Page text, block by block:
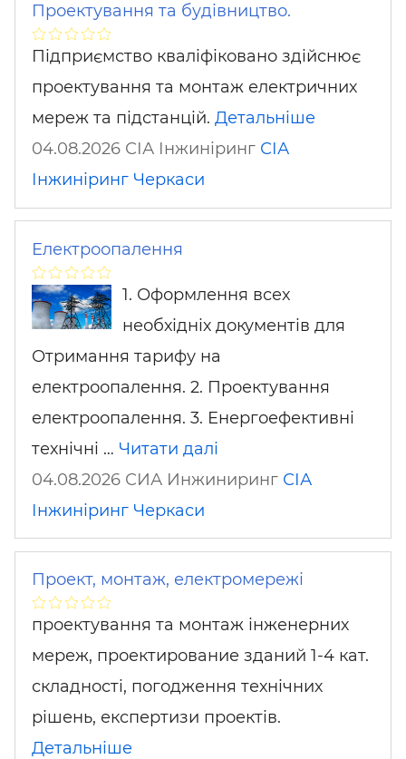
Проектування та будівництво.
Підприємство кваліфіковано здійснює
проектування та монтаж електричних
мереж та підстанцій. Детальніше
04.08.2026 СІА Інжиніринг СІА
Інжиніринг Черкаси
Електроопалення
1. Оформлення всех
необхідніх документів для
Отримання тарифу на
електроопалення. 2. Проектування
електроопалення. 3. Енергоефективні
технічні … Читати далі
04.08.2026 СИА Инжиниринг СІА
Інжиніринг Черкаси
Проект, монтаж, електромережі
проектування та монтаж інженерних
мереж, проектирование зданий 1-4 кат.
складності, погодження технічних
рішень, експертизи проектів.
Детальніше